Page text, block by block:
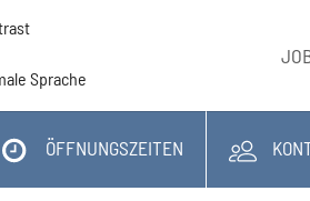
Sprache
ÖFFNUNGSZEITEN